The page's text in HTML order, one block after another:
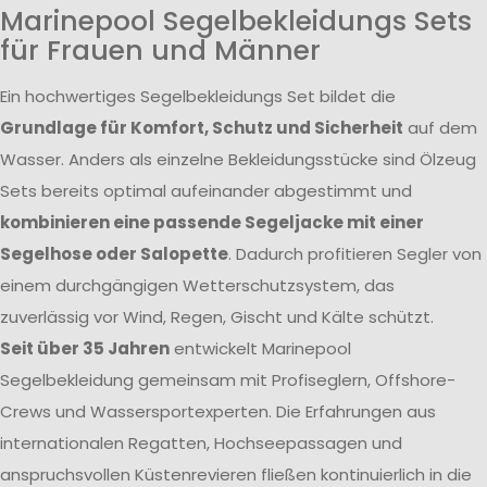
Marinepool Segelbekleidungs Sets
für Frauen und Männer
Ein hochwertiges Segelbekleidungs Set bildet die
Grundlage für Komfort, Schutz und Sicherheit auf dem
Wasser. Anders als einzelne Bekleidungsstücke sind Ölzeug
Sets bereits optimal aufeinander abgestimmt und
kombinieren eine passende Segeljacke mit einer
Segelhose oder Salopette. Dadurch profitieren Segler von
einem durchgängigen Wetterschutzsystem, das
zuverlässig vor Wind, Regen, Gischt und Kälte schützt.
Seit über 35 Jahrenentwickelt Marinepool
Segelbekleidung gemeinsam mit Profiseglern, Offshore-
Crews und Wassersportexperten. Die Erfahrungen aus
internationalen Regatten, Hochseepassagen und
anspruchsvollen Küstenrevieren fließen kontinuierlich in die